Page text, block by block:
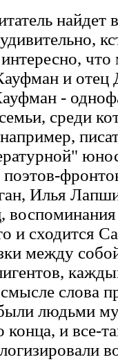
найдет
что
и
-
среди
Илья
и сходится
между
слова
людьми
и все-